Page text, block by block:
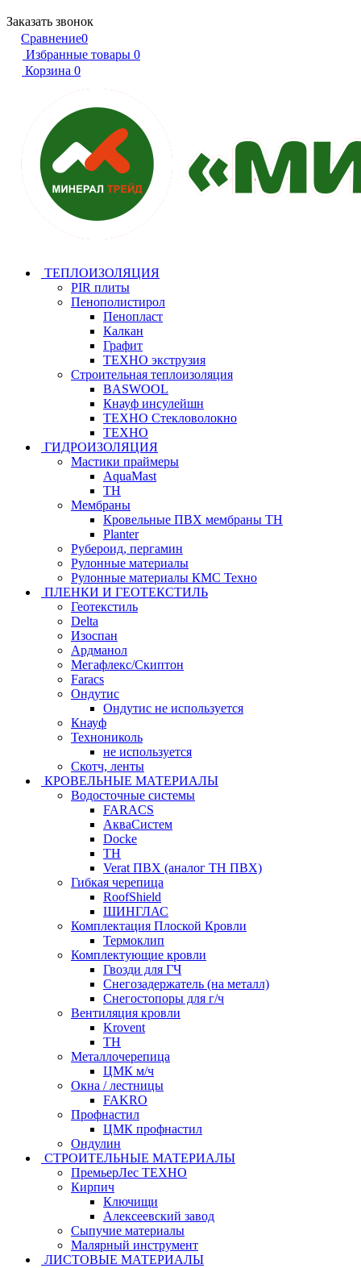
Заказать звонок
Сравнение0
Избранные товары 0
Корзина 0
ТЕПЛОИЗОЛЯЦИЯ
PIR плиты
Пенополистирол
Пенопласт
Калкан
Графит
ТЕХНО экструзия
Строительная теплоизоляция
BASWOOL
Кнауф инсулейшн
ТЕХНО Стекловолокно
ТЕХНО
ГИДРОИЗОЛЯЦИЯ
Мастики праймеры
AquaMast
ТН
Мембраны
Кровельные ПВХ мембраны ТН
Planter
Рубероид, пергамин
Рулонные материалы
Рулонные материалы КМС Техно
ПЛЕНКИ И ГЕОТЕКСТИЛЬ
Геотекстиль
Delta
Изоспан
Ардманол
Мегафлекс/Скиптон
Faracs
Ондутис
Ондутис не используется
Кнауф
Технониколь
не используется
Скотч, ленты
КРОВЕЛЬНЫЕ МАТЕРИАЛЫ
Водосточные системы
FARACS
АкваСистем
Docke
ТН
Verat ПВХ (аналог ТН ПВХ)
Гибкая черепица
RoofShield
ШИНГЛАС
Комплектация Плоской Кровли
Термоклип
Комплектующие кровли
Гвозди для ГЧ
Снегозадержатель (на металл)
Снегостопоры для г/ч
Вентиляция кровли
Krovent
ТН
Металлочерепица
ЦМК м/ч
Окна / лестницы
FAKRO
Профнастил
ЦМК профнастил
Ондулин
СТРОИТЕЛЬНЫЕ МАТЕРИАЛЫ
ПремьерЛес ТЕХНО
Кирпич
Ключищи
Алексеевский завод
Сыпучие материалы
Малярный инструмент
ЛИСТОВЫЕ МАТЕРИАЛЫ